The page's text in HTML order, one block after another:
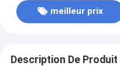
meilleur prix
Description De Produit